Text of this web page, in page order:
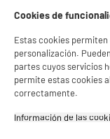
Con el fin de mejorar tu
- compartir contenido
- ofrecer publicidad y
- facilitar el intercambio
- analizar el tráfico en
Consulta la política de
estadísticas anónimas
Cookies de
Estas cookies
personalización.
partes cuyos servicios
permite estas cookies
correctamente.
Información de las